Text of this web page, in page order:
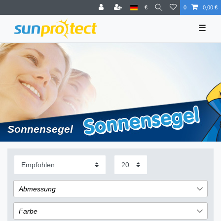
€ 0 0,00 €
☰
Sonnensegel
Abmessung
3 x 2 m
Farbe